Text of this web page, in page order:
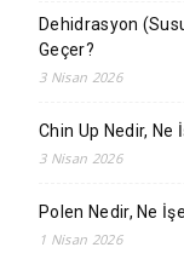
Dehidrasyon
Geçer?
3 Nisan 2026
Chin Up Nedir, Ne
3 Nisan 2026
Polen Nedir, Ne
1 Nisan 2026